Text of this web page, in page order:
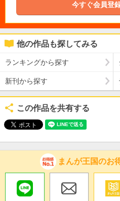
今すぐ会員登
他の作品も探してみる
ランキングから探す
新刊から探す
この作品を共有する
まんが王国のお